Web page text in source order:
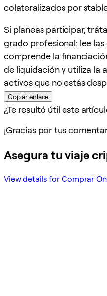
colateralizados por
Si planeas participar,
grado profesional: lee las
comprende la
de liquidación y utiliza la
activos que no estás
Copiar enlace
¿Te resultó útil este
¡Gracias por tus
Asegura tu viaje
View details for Comprar